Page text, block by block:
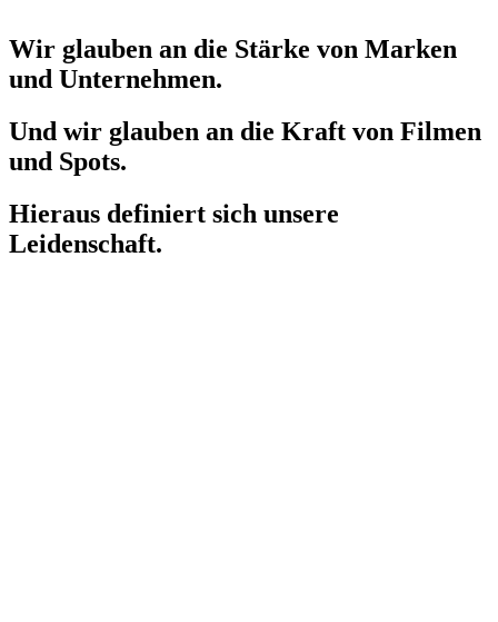
Wir glauben an die Stärke von Marken
und Unternehmen.
Und wir glauben an die Kraft von Filmen
und Spots.
Hieraus definiert sich unsere
Leidenschaft.